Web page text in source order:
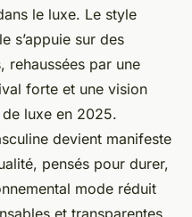
le luxe. Le style
s’appuie sur des
rehaussées par une
forte et une vision
luxe en 2025.
devient manifeste
pensés pour durer,
mode réduit